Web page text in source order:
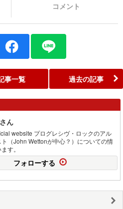
コメント
事一覧 過去の記事
ん
website プログレシヴ・ロックのアル
（John Wettonが中心？）についての情
す。
フォローする